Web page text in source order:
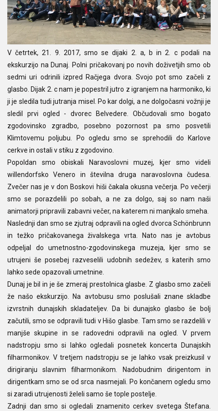
V četrtek, 21. 9. 2017, smo se dijaki 2. a, b in 2. c podali na
ekskurzijo na Dunaj. Polni pričakovanj po novih doživetjih smo ob
sedmi uri odrinili izpred Račjega dvora. Svojo pot smo začeli z
glasbo. Dijak 2. c nam je popestril jutro z igranjem na harmoniko, ki
ji je sledila tudi jutranja misel. Po kar dolgi, a ne dolgočasni vožnji je
sledil prvi ogled - dvorec Belvedere. Občudovali smo bogato
zgodovinsko zgradbo, posebno pozornost pa smo posvetili
Klimtovemu poljubu. Po ogledu smo se sprehodili do Karlove
cerkve in ostali v stiku z zgodovino.
Popoldan smo obiskali Naravoslovni muzej, kjer smo videli
willendorfsko Venero in številna druga naravoslovna čudesa.
Zvečer nas je v don Boskovi hiši čakala okusna večerja. Po večerji
smo se porazdelili po sobah, a ne za dolgo, saj so nam naši
animatorji pripravili zabavni večer, na katerem ni manjkalo smeha.
Naslednji dan smo se zjutraj odpravili na ogled dvorca Schönbrunn
in težko pričakovanega živalskega vrta. Nato nas je avtobus
odpeljal do umetnostno-zgodovinskega muzeja, kjer smo se
utrujeni še posebej razveselili udobnih sedežev, s katerih smo
lahko sede opazovali umetnine.
Dunaj je bil in je še zmeraj prestolnica glasbe. Z glasbo smo začeli
že našo ekskurzijo. Na avtobusu smo poslušali znane skladbe
izvrstnih dunajskih skladateljev. Da bi dunajsko glasbo še bolj
začutili, smo se odpravili tudi v Hišo glasbe. Tam smo se razdelili v
manjše skupine in se radovedni odpravili na ogled. V prvem
nadstropju smo si lahko ogledali posnetek koncerta Dunajskih
filharmonikov. V tretjem nadstropju se je lahko vsak preizkusil v
dirigiranju slavnim filharmonikom. Nadobudnim dirigentom in
dirigentkam smo se od srca nasmejali. Po končanem ogledu smo
si zaradi utrujenosti želeli samo še tople postelje.
Zadnji dan smo si ogledali znamenito cerkev svetega Štefana.